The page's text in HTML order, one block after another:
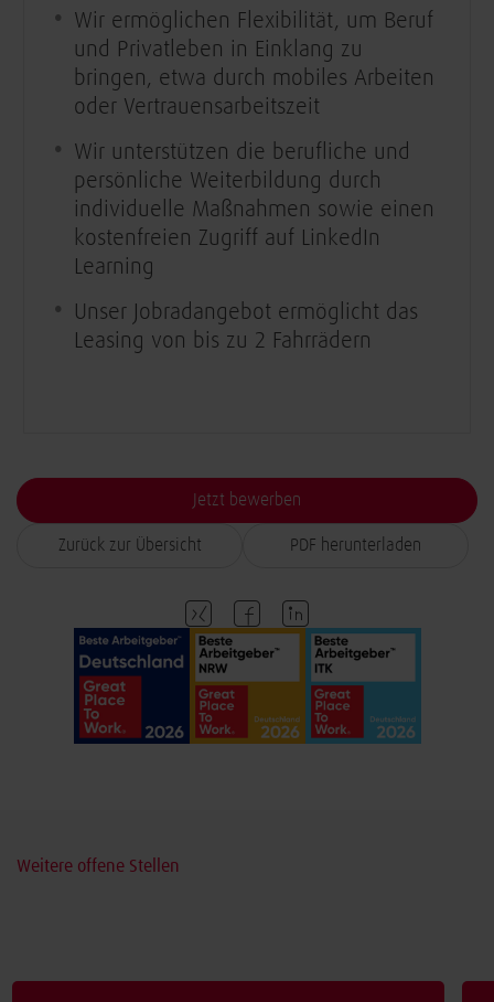
Wir ermöglichen Flexibilität, um Beruf
und Privatleben in Einklang zu
bringen, etwa durch mobiles Arbeiten
oder Vertrauensarbeitszeit
Wir unterstützen die berufliche und
persönliche Weiterbildung durch
individuelle Maßnahmen sowie einen
kostenfreien Zugriff auf LinkedIn
Learning
Unser Jobradangebot ermöglicht das
Leasing von bis zu 2 Fahrrädern
Jetzt bewerben
Zurück zur Übersicht PDF herunterladen
Weitere offene Stellen